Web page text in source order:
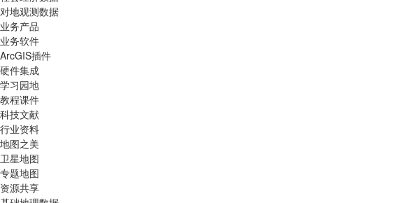
对地观测数据
业务产品
业务软件
ArcGIS插件
硬件集成
学习园地
教程课件
科技文献
行业资料
地图之美
卫星地图
专题地图
资源共享